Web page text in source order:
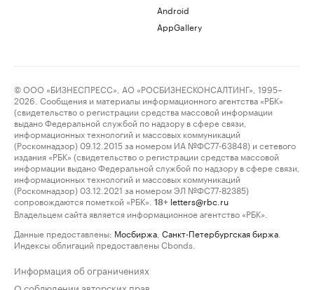
Android
AppGallery
© ООО «БИЗНЕСПРЕСС», АО «РОСБИЗНЕСКОНСАЛТИНГ», 1995–
2026. Сообщения и материалы информационного агентства «РБК»
(свидетельство о регистрации средства массовой информации
выдано Федеральной службой по надзору в сфере связи,
информационных технологий и массовых коммуникаций
(Роскомнадзор) 09.12.2015 за номером ИА №ФС77-63848) и сетевого
издания «РБК» (свидетельство о регистрации средства массовой
информации выдано Федеральной службой по надзору в сфере связи,
информационных технологий и массовых коммуникаций
(Роскомнадзор) 03.12.2021 за номером ЭЛ №ФС77-82385)
сопровождаются пометкой «РБК».
18+ letters@rbc.ru
Владельцем сайта является информационное агентство «РБК».
Данные предоставлены: Мосбиржа Санкт-Петербургская биржа
Индексы облигаций предоставлены Cbonds.
Информация об ограничениях
О соблюдении авторских прав